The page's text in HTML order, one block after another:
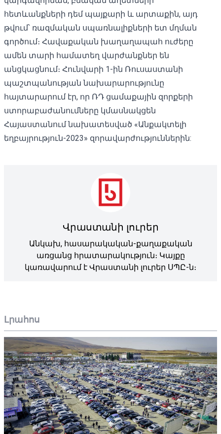
Լրահոս
հետևանքների դեմ պայքարի և արտաքին, այդ
թվում՝ ռազմական սպառնալիքների ետ մղման
գործում։ Հավաքական խաղաղապահ ուժերը
ամեն տարի համատեղ վարժանքներ են
անցկացնում։ Հունվարի 1-ին Ռուսաստանի
պաշտպանության նախարարությունը
հայտարարում էր, որ ՌԴ ցամաքային զորքերի
ստորաբաժանումները կմասնակցեն
Հայաստանում նախատեսված «Անքակտելի
եղբայրություն-2023» զորավարժություններին:
Վրաստանի լուրեր
Անկախ, հասարակական-քաղաքական
առցանց հրատարակություն։ Կայքը
կառավարում է Վրաստանի լուրեր ՍՊԸ-ն։